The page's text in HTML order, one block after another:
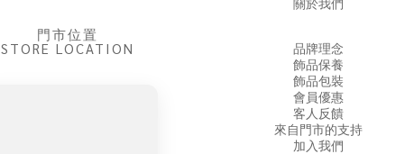
門市位置
STORE LOCATION
品牌理念
飾品保養
飾品包裝
會員優惠
客人反饋
來自門市的支持
加入我們